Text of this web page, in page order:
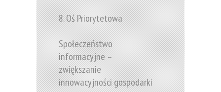
8. Oś Priorytetowa
Społeczeństwo
informacyjne –
zwiększanie
innowacyjności gospodarki